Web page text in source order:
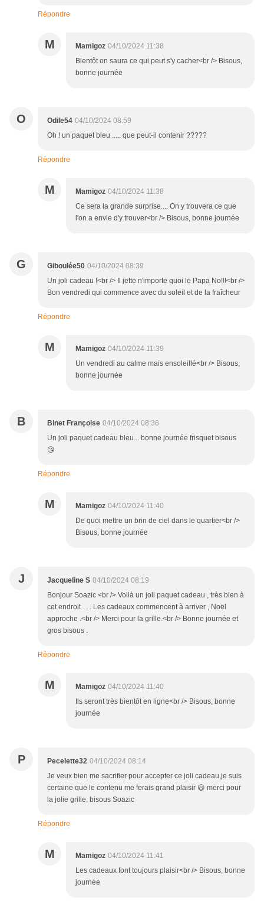
Répondre
M Mamigoz 04/10/2024 11:38
Bientôt on saura ce qui peut s'y cacher<br /> Bisous,
bonne journée
O Odile54 04/10/2024 08:59
Oh ! un paquet bleu ..... que peut-il contenir ?????
Répondre
M Mamigoz 04/10/2024 11:38
Ce sera la grande surprise.... On y trouvera ce que
l'on a envie d'y trouver<br /> Bisous, bonne journée
G Giboulée50 04/10/2024 08:39
Un joli cadeau !<br /> Il jette n'importe quoi le Papa No!!!<br />
Bon vendredi qui commence avec du soleil et de la fraîcheur
Répondre
M Mamigoz 04/10/2024 11:39
Un vendredi au calme mais ensoleillé<br /> Bisous,
bonne journée
B Binet Françoise 04/10/2024 08:36
Un joli paquet cadeau bleu... bonne journée frisquet bisous
😘
Répondre
M Mamigoz 04/10/2024 11:40
De quoi mettre un brin de ciel dans le quartier<br />
Bisous, bonne journée
J Jacqueline S 04/10/2024 08:19
Bonjour Soazic <br /> Voilà un joli paquet cadeau , très bien à
cet endroit . . . Les cadeaux commencent à arriver , Noël
approche .<br /> Merci pour la grille.<br /> Bonne journée et
gros bisous .
Répondre
M Mamigoz 04/10/2024 11:40
Ils seront très bientôt en ligne<br /> Bisous, bonne
journée
P Pecelette32 04/10/2024 08:14
Je veux bien me sacrifier pour accepter ce joli cadeau,je suis
certaine que le contenu me ferais grand plaisir 😃 merci pour
la jolie grille, bisous Soazic
Répondre
M Mamigoz 04/10/2024 11:41
Les cadeaux font toujours plaisir<br /> Bisous, bonne
journée